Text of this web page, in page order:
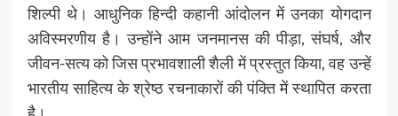
शिल्पी थे। आधुनिक हिन्दी कहानी आंदोलन में उनका योगदान
अविस्मरणीय है। उन्होंने आम जनमानस की पीड़ा, संघर्ष, और
जीवन-सत्य को जिस प्रभावशाली शैली में प्रस्तुत किया, वह उन्हें
भारतीय साहित्य के श्रेष्ठ रचनाकारों की पंक्ति में स्थापित करता